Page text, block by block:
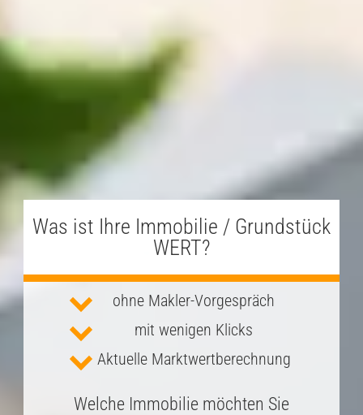
Was ist Ihre Immobilie / Grundstück
WERT?
ohne Makler-Vorgespräch
mit wenigen Klicks
AktuelleMarktwertberechnung
Welche Immobilie möchten Sie